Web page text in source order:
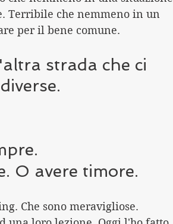
Terribile che nemmeno in un
per il bene comune.
strada che ci
O avere timore.
Che sono meravigliose.